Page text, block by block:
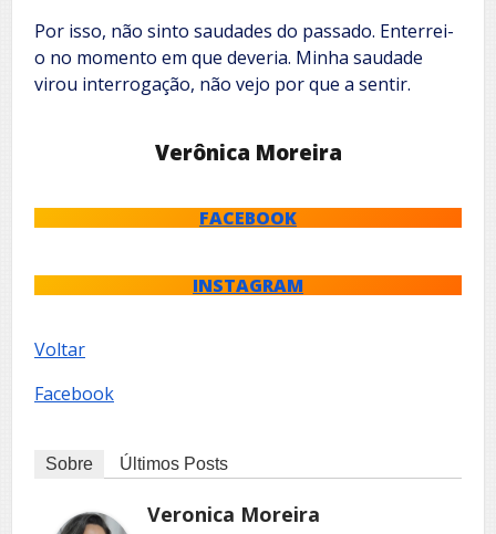
Por isso, não sinto saudades do passado. Enterrei-
o no momento em que deveria. Minha saudade
virou interrogação, não vejo por que a sentir.
Verônica Moreira
FACEBOOK
INSTAGRAM
Voltar
Facebook
Sobre Últimos Posts
Veronica Moreira